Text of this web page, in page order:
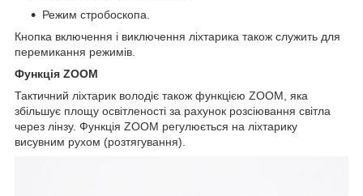
Режим стробоскопа.
Кнопка включення і виключення ліхтарика також служить для
перемикання режимів.
Функція ZOOM
Тактичний ліхтарик володіє також функцією ZOOM, яка
збільшує площу освітленості за рахунок розсіювання світла
через лінзу. Функція ZOOM регулюється на ліхтарику
висувним рухом (розтягування).